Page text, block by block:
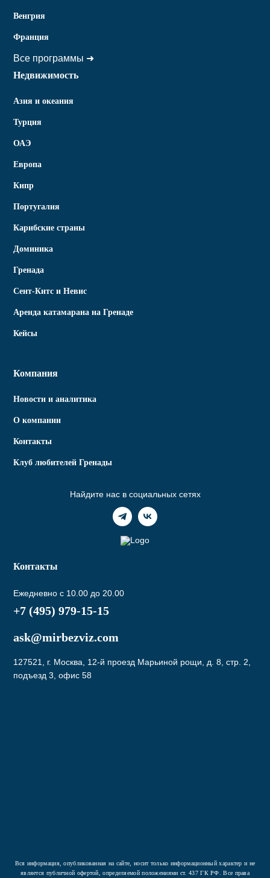
Венгрия
Франция
Все программы ➜
Недвижимость
Азия и океания
Турция
ОАЭ
Европа
Кипр
Португалия
Карибские страны
Доминика
Гренада
Сент-Китс и Невис
Аренда катамарана на Гренаде
Кейсы
Компания
Новости и аналитика
О компании
Контакты
Клуб любителей Гренады
Найдите нас в социальных сетях
Контакты
Ежедневно с 10.00 до 20.00
+7 (495) 979-15-15
ask@mirbezviz.com
127521, г. Москва, 12-й проезд Марьиной рощи, д. 8, стр. 2,
подъезд 3, офис 58
Вся информация, опубликованная на сайте, носит только информационный характер и не
является публичной офертой, определяемой положениями ст. 437 ГК РФ. Все права